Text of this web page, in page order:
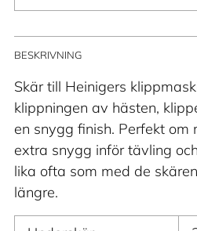
Lägger
till
produkt
i
din
varukorg
BESKRIVNING
Skär till Heinigers
klippningen av hästen,
en snygg finish. Perfekt om
extra snygg inför tävling
lika ofta som med de
längre.